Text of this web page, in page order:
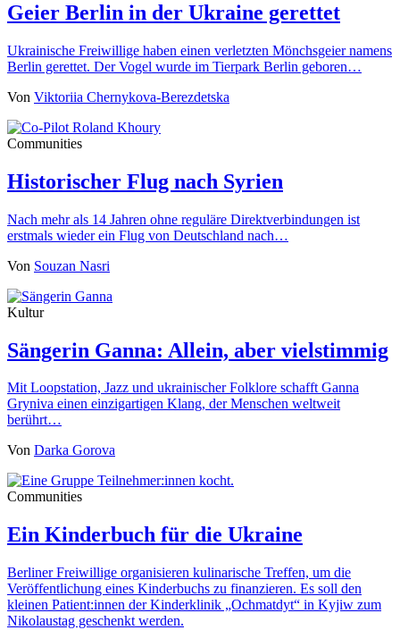
Geier Berlin in der Ukraine gerettet
Ukrainische Freiwillige haben einen verletzten Mönchsgeier namens
Berlin gerettet. Der Vogel wurde im Tierpark Berlin geboren…
Von Viktoriia Chernykova-Berezdetska
Communities
Historischer Flug nach Syrien
Nach mehr als 14 Jahren ohne reguläre Direktverbindungen ist
erstmals wieder ein Flug von Deutschland nach…
Von Souzan Nasri
Kultur
Sängerin Ganna: Allein, aber vielstimmig
Mit Loopstation, Jazz und ukrainischer Folklore schafft Ganna
Gryniva einen einzigartigen Klang, der Menschen weltweit
berührt…
Von Darka Gorova
Communities
Ein Kinderbuch für die Ukraine
Berliner Freiwillige organisieren kulinarische Treffen, um die
Veröffentlichung eines Kinderbuchs zu finanzieren. Es soll den
kleinen Patient:innen der Kinderklinik „Ochmatdyt“ in Kyjiw zum
Nikolaustag geschenkt werden.